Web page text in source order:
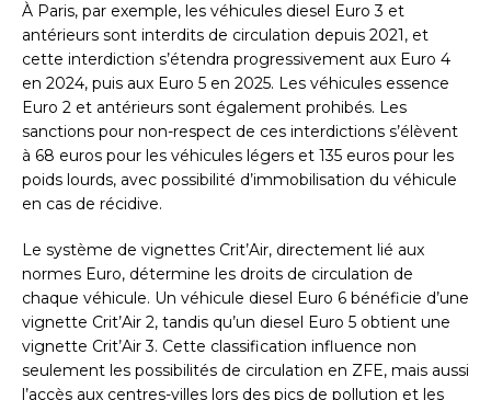
À Paris, par exemple, les véhicules diesel Euro 3 et
antérieurs sont interdits de circulation depuis 2021, et
cette interdiction s’étendra progressivement aux Euro 4
en 2024, puis aux Euro 5 en 2025. Les véhicules essence
Euro 2 et antérieurs sont également prohibés. Les
sanctions pour non-respect de ces interdictions s’élèvent
à 68 euros pour les véhicules légers et 135 euros pour les
poids lourds, avec possibilité d’immobilisation du véhicule
en cas de récidive.
Le système de vignettes Crit’Air, directement lié aux
normes Euro, détermine les droits de circulation de
chaque véhicule. Un véhicule diesel Euro 6 bénéficie d’une
vignette Crit’Air 2, tandis qu’un diesel Euro 5 obtient une
vignette Crit’Air 3. Cette classification influence non
seulement les possibilités de circulation en ZFE, mais aussi
l’accès aux centres-villes lors des pics de pollution et les